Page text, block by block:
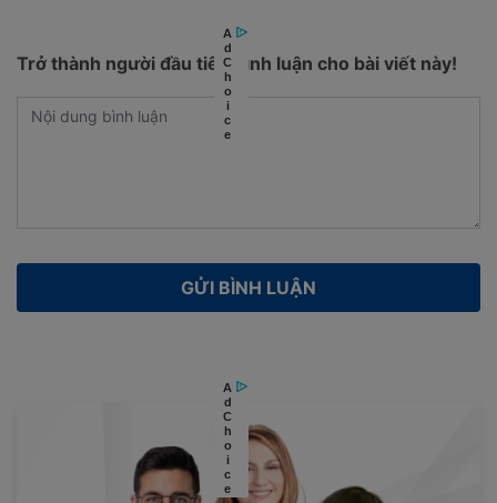
Trở thành người đầu tiên bình luận cho bài viết này!